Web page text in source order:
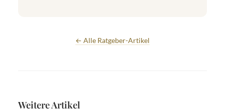
← Alle Ratgeber-Artikel
Weitere Artikel